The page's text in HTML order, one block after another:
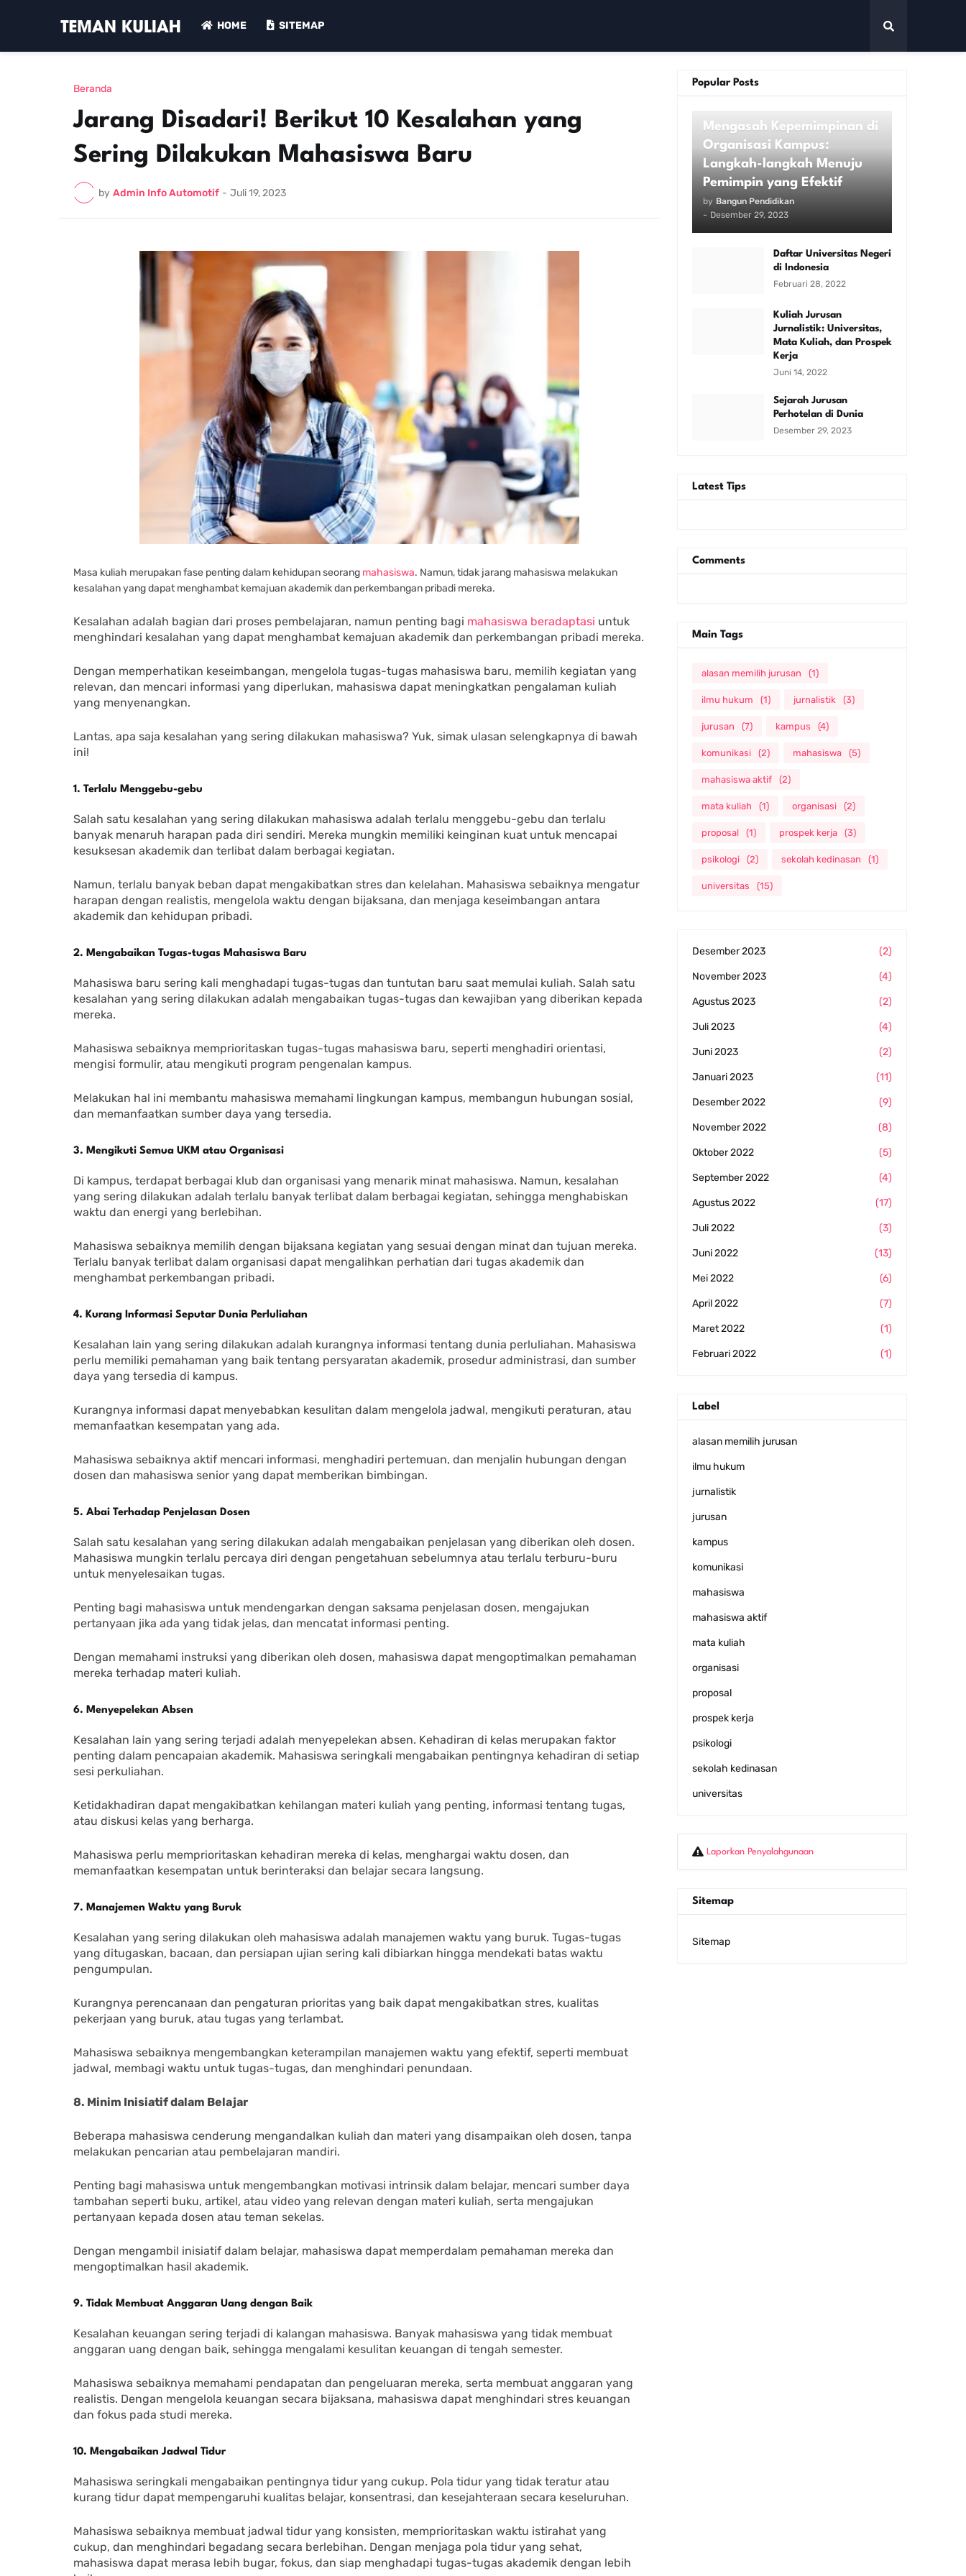
HOME SITEMAP
Beranda
Jarang Disadari! Berikut 10 Kesalahan yang
Sering Dilakukan Mahasiswa Baru
by Admin Info Automotif - Juli 19, 2023
Masa kuliah merupakan fase penting dalam kehidupan seorang mahasiswa. Namun, tidak jarang mahasiswa melakukan
kesalahan yang dapat menghambat kemajuan akademik dan perkembangan pribadi mereka.
Kesalahan adalah bagian dari proses pembelajaran, namun penting bagi mahasiswa beradaptasi untuk
menghindari kesalahan yang dapat menghambat kemajuan akademik dan perkembangan pribadi mereka.
Dengan memperhatikan keseimbangan, mengelola tugas-tugas mahasiswa baru, memilih kegiatan yang
relevan, dan mencari informasi yang diperlukan, mahasiswa dapat meningkatkan pengalaman kuliah
yang menyenangkan.
Lantas, apa saja kesalahan yang sering dilakukan mahasiswa? Yuk, simak ulasan selengkapnya di bawah
ini!
1. Terlalu Menggebu-gebu
Salah satu kesalahan yang sering dilakukan mahasiswa adalah terlalu menggebu-gebu dan terlalu
banyak menaruh harapan pada diri sendiri. Mereka mungkin memiliki keinginan kuat untuk mencapai
kesuksesan akademik dan terlibat dalam berbagai kegiatan.
Namun, terlalu banyak beban dapat mengakibatkan stres dan kelelahan. Mahasiswa sebaiknya mengatur
harapan dengan realistis, mengelola waktu dengan bijaksana, dan menjaga keseimbangan antara
akademik dan kehidupan pribadi.
2. Mengabaikan Tugas-tugas Mahasiswa Baru
Mahasiswa baru sering kali menghadapi tugas-tugas dan tuntutan baru saat memulai kuliah. Salah satu
kesalahan yang sering dilakukan adalah mengabaikan tugas-tugas dan kewajiban yang diberikan kepada
mereka.
Mahasiswa sebaiknya memprioritaskan tugas-tugas mahasiswa baru, seperti menghadiri orientasi,
mengisi formulir, atau mengikuti program pengenalan kampus.
Melakukan hal ini membantu mahasiswa memahami lingkungan kampus, membangun hubungan sosial,
dan memanfaatkan sumber daya yang tersedia.
3. Mengikuti Semua UKM atau Organisasi
Di kampus, terdapat berbagai klub dan organisasi yang menarik minat mahasiswa. Namun, kesalahan
yang sering dilakukan adalah terlalu banyak terlibat dalam berbagai kegiatan, sehingga menghabiskan
waktu dan energi yang berlebihan.
Mahasiswa sebaiknya memilih dengan bijaksana kegiatan yang sesuai dengan minat dan tujuan mereka.
Terlalu banyak terlibat dalam organisasi dapat mengalihkan perhatian dari tugas akademik dan
menghambat perkembangan pribadi.
4. Kurang Informasi Seputar Dunia Perluliahan
Kesalahan lain yang sering dilakukan adalah kurangnya informasi tentang dunia perluliahan. Mahasiswa
perlu memiliki pemahaman yang baik tentang persyaratan akademik, prosedur administrasi, dan sumber
daya yang tersedia di kampus.
Kurangnya informasi dapat menyebabkan kesulitan dalam mengelola jadwal, mengikuti peraturan, atau
memanfaatkan kesempatan yang ada.
Mahasiswa sebaiknya aktif mencari informasi, menghadiri pertemuan, dan menjalin hubungan dengan
dosen dan mahasiswa senior yang dapat memberikan bimbingan.
5. Abai Terhadap Penjelasan Dosen
Salah satu kesalahan yang sering dilakukan adalah mengabaikan penjelasan yang diberikan oleh dosen.
Mahasiswa mungkin terlalu percaya diri dengan pengetahuan sebelumnya atau terlalu terburu-buru
untuk menyelesaikan tugas.
Penting bagi mahasiswa untuk mendengarkan dengan saksama penjelasan dosen, mengajukan
pertanyaan jika ada yang tidak jelas, dan mencatat informasi penting.
Dengan memahami instruksi yang diberikan oleh dosen, mahasiswa dapat mengoptimalkan pemahaman
mereka terhadap materi kuliah.
6. Menyepelekan Absen
Kesalahan lain yang sering terjadi adalah menyepelekan absen. Kehadiran di kelas merupakan faktor
penting dalam pencapaian akademik. Mahasiswa seringkali mengabaikan pentingnya kehadiran di setiap
sesi perkuliahan.
Ketidakhadiran dapat mengakibatkan kehilangan materi kuliah yang penting, informasi tentang tugas,
atau diskusi kelas yang berharga.
Mahasiswa perlu memprioritaskan kehadiran mereka di kelas, menghargai waktu dosen, dan
memanfaatkan kesempatan untuk berinteraksi dan belajar secara langsung.
7. Manajemen Waktu yang Buruk
Kesalahan yang sering dilakukan oleh mahasiswa adalah manajemen waktu yang buruk. Tugas-tugas
yang ditugaskan, bacaan, dan persiapan ujian sering kali dibiarkan hingga mendekati batas waktu
pengumpulan.
Kurangnya perencanaan dan pengaturan prioritas yang baik dapat mengakibatkan stres, kualitas
pekerjaan yang buruk, atau tugas yang terlambat.
Mahasiswa sebaiknya mengembangkan keterampilan manajemen waktu yang efektif, seperti membuat
jadwal, membagi waktu untuk tugas-tugas, dan menghindari penundaan.
8. Minim Inisiatif dalam Belajar
Beberapa mahasiswa cenderung mengandalkan kuliah dan materi yang disampaikan oleh dosen, tanpa
melakukan pencarian atau pembelajaran mandiri.
Penting bagi mahasiswa untuk mengembangkan motivasi intrinsik dalam belajar, mencari sumber daya
tambahan seperti buku, artikel, atau video yang relevan dengan materi kuliah, serta mengajukan
pertanyaan kepada dosen atau teman sekelas.
Dengan mengambil inisiatif dalam belajar, mahasiswa dapat memperdalam pemahaman mereka dan
mengoptimalkan hasil akademik.
9. Tidak Membuat Anggaran Uang dengan Baik
Kesalahan keuangan sering terjadi di kalangan mahasiswa. Banyak mahasiswa yang tidak membuat
anggaran uang dengan baik, sehingga mengalami kesulitan keuangan di tengah semester.
Mahasiswa sebaiknya memahami pendapatan dan pengeluaran mereka, serta membuat anggaran yang
realistis. Dengan mengelola keuangan secara bijaksana, mahasiswa dapat menghindari stres keuangan
dan fokus pada studi mereka.
10. Mengabaikan Jadwal Tidur
Mahasiswa seringkali mengabaikan pentingnya tidur yang cukup. Pola tidur yang tidak teratur atau
kurang tidur dapat mempengaruhi kualitas belajar, konsentrasi, dan kesejahteraan secara keseluruhan.
Mahasiswa sebaiknya membuat jadwal tidur yang konsisten, memprioritaskan waktu istirahat yang
cukup, dan menghindari begadang secara berlebihan. Dengan menjaga pola tidur yang sehat,
mahasiswa dapat merasa lebih bugar, fokus, dan siap menghadapi tugas-tugas akademik dengan lebih
Popular Posts
Mengasah Kepemimpinan di
Organisasi Kampus:
Langkah-langkah Menuju
Pemimpin yang Efektif
by Bangun Pendidikan
- Desember 29, 2023
Daftar Universitas Negeri
di Indonesia
Februari 28, 2022
Kuliah Jurusan
Jurnalistik: Universitas,
Mata Kuliah, dan Prospek
Kerja
Juni 14, 2022
Sejarah Jurusan
Perhotelan di Dunia
Desember 29, 2023
Latest Tips
Comments
Main Tags
alasan memilih jurusan (1)
ilmu hukum (1) jurnalistik (3)
jurusan (7) kampus (4)
komunikasi (2) mahasiswa (5)
mahasiswa aktif (2)
mata kuliah (1) organisasi (2)
proposal (1) prospek kerja (3)
psikologi (2) sekolah kedinasan (1)
universitas (15)
Desember 2023 (2)
November 2023 (4)
Agustus 2023 (2)
Juli 2023 (4)
Juni 2023 (2)
Januari 2023 (11)
Desember 2022 (9)
November 2022 (8)
Oktober 2022 (5)
September 2022 (4)
Agustus 2022 (17)
Juli 2022 (3)
Juni 2022 (13)
Mei 2022 (6)
April 2022 (7)
Maret 2022 (1)
Februari 2022 (1)
Label
alasan memilih jurusan
ilmu hukum
jurnalistik
jurusan
kampus
komunikasi
mahasiswa
mahasiswa aktif
mata kuliah
organisasi
proposal
prospek kerja
psikologi
sekolah kedinasan
universitas
Laporkan Penyalahgunaan
Sitemap
Sitemap